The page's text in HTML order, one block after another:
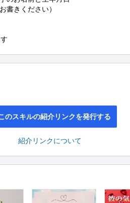
書きください）
のスキルの紹介リンクを発行する
紹介リンクについて